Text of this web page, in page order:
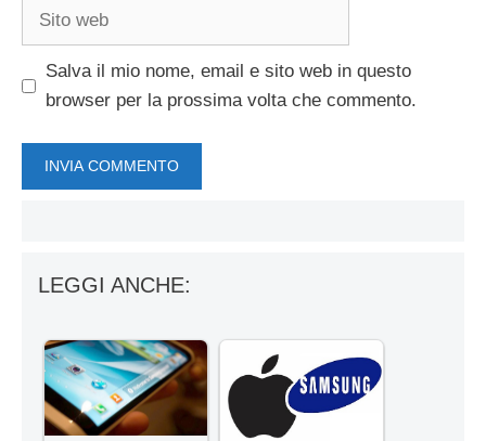
Sito
Salva il mio nome, email e sito web in questo
browser per la prossima volta che commento.
LEGGI ANCHE: